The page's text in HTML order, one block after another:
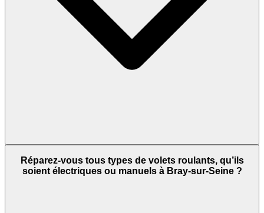
Réparez-vous tous types de volets roulants, qu’ils
soient électriques ou manuels à Bray-sur-Seine ?